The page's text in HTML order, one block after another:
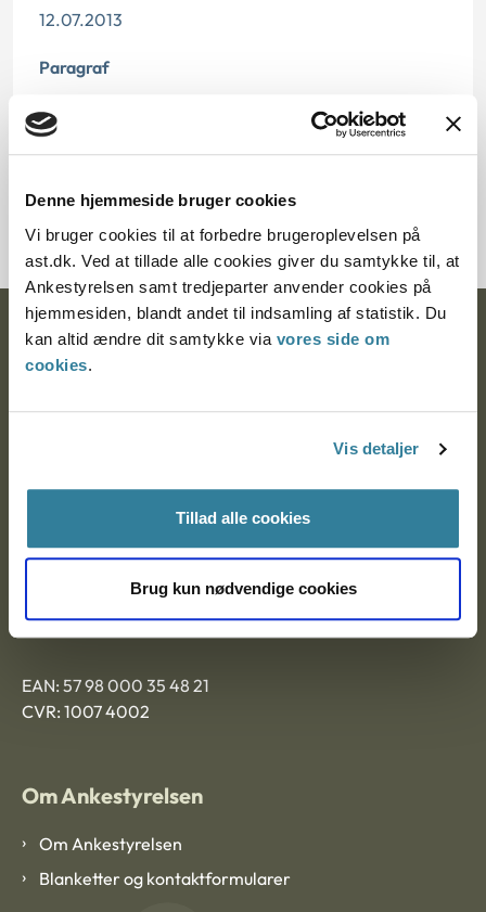
Denne hjemmeside bruger cookies
Vi bruger cookies til at forbedre brugeroplevelsen på
ast.dk. Ved at tillade alle cookies giver du samtykke til, at
Ankestyrelsen samt tredjeparter anvender cookies på
hjemmesiden, blandt andet til indsamling af statistik. Du
kan altid ændre dit samtykke via vores side om
cookies.
Vis detaljer
Tillad alle cookies
Brug kun nødvendige cookies
12.07.2013
Paragraf
§ 73
6323-1176323182
Ankestyrelsen
Ankestyrelsen København
EAN: 57 98 000 35 48 21
CVR: 1007 4002
Om Ankestyrelsen
Om Ankestyrelsen
Blanketter og kontaktformularer